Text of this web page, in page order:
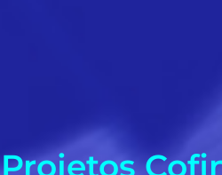
Projetos